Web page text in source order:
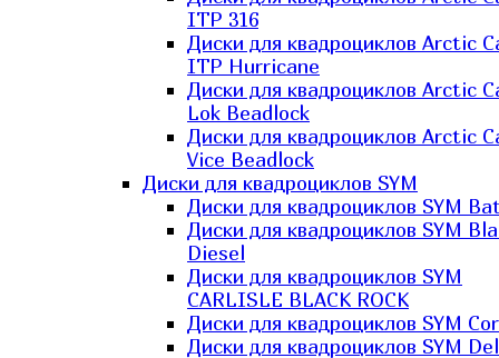
ITP 316
Диски для квадроциклов Arctic
ITP Hurricane
Диски для квадроциклов Arctic
Lok Beadlock
Диски для квадроциклов Arctic
Vice Beadlock
Диски для квадроциклов SYM
Диски для квадроциклов SYM
Диски для квадроциклов SYM
Diesel
Диски для квадроциклов SYM
CARLISLE BLACK ROCK
Диски для квадроциклов SYM
Диски для квадроциклов SYM